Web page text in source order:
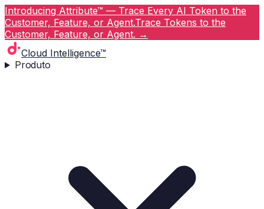
Introducing Attribute™ — Trace Every AI Token to the
Customer, Feature, or Agent.Trace Tokens to the
Customer, Feature, or Agent. →
Cloud Intelligence™
Produto